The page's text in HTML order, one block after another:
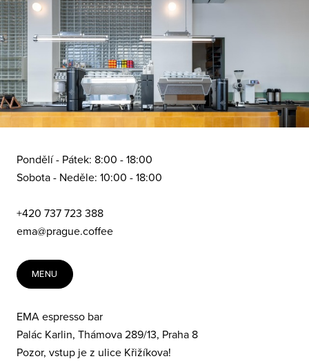
Pondělí - Pátek: 8:00 - 18:00
Sobota - Neděle: 10:00 - 18:00
+420 737 723 388
ema@prague.coffee
MENU
EMA espresso bar
Palác Karlin, Thámova 289/13, Praha 8
Pozor, vstup je z ulice Křižíkova!